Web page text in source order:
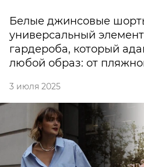
Белые джинсовые
универсальный
гардероба, который
любой образ: от
3 июля 2025